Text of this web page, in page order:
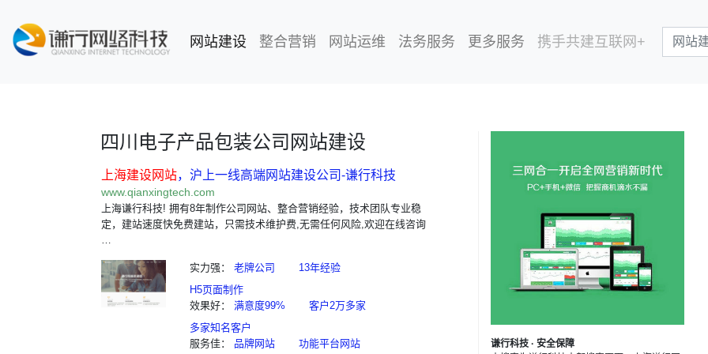
网站建设 (current)
整合营销 网站运维 法务服务 更多服务 携手共建互联网+
四川电子产品包装公司网站建设
上海建设网站，沪上一线高端网站建设公司-谦行科技
www.qianxingtech.com
上海谦行科技! 拥有8年制作公司网站、整合营销经验，技术团队专业稳
定，建站速度快免费建站，只需技术维护费,无需任何风险,欢迎在线咨询
…
实力强： 老牌公司
13年经验
H5页面制作
效果好：
满意度99%
客户2万多家
多家知名客户
服务佳：
品牌网站 功能平台网站
谦行科技 · 安全保障